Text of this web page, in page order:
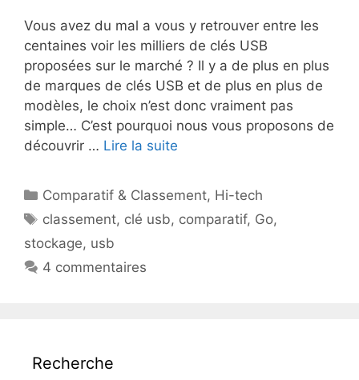
Vous avez du mal a vous y retrouver entre les
centaines voir les milliers de clés USB
proposées sur le marché ? Il y a de plus en plus
de marques de clés USB et de plus en plus de
modèles, le choix n’est donc vraiment pas
simple… C’est pourquoi nous vous proposons de
découvrir … Lire la suite
Catégories
Comparatif & Classement, Hi-tech
Étiquettes
classement, clé usb, comparatif, Go,
stockage, usb
4 commentaires
Recherche